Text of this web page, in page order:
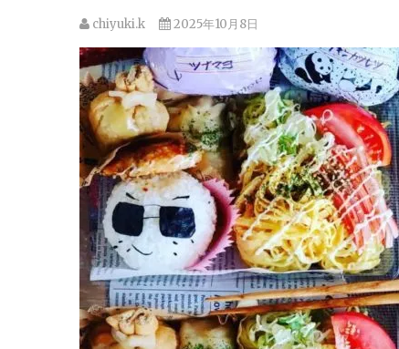
chiyuki.k 2025年10月8日